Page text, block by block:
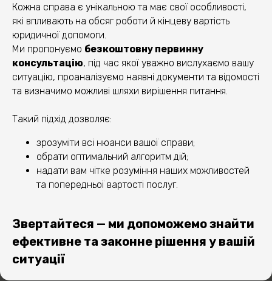
Кожна справа є унікальною та має свої особливості,
які впливають на обсяг роботи й кінцеву вартість
юридичної допомоги.
Ми пропонуємо безкоштовну первинну
консультацію, під час якої уважно вислухаємо вашу
ситуацію, проаналізуємо наявні документи та відомості
та визначимо можливі шляхи вирішення питання.
Такий підхід дозволяє:
зрозуміти всі нюанси вашої справи;
обрати оптимальний алгоритм дій;
надати вам чітке розуміння наших можливостей
та попередньої вартості послуг.
Звертайтеся — ми допоможемо знайти
ефективне та законне рішення у вашій
ситуації
2
3
4
ОТРИМАЙТЕ
БЕЗКОШТОВНУ
КОНСУЛЬТАЦІЮ